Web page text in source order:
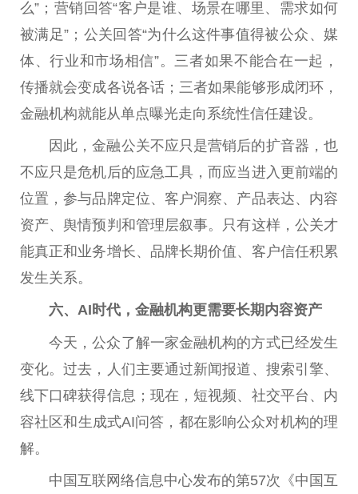
么”；营销回答“客户是谁、场景在哪里、需求如何
被满足”；公关回答“为什么这件事值得被公众、媒
体、行业和市场相信”。三者如果不能合在一起，
传播就会变成各说各话；三者如果能够形成闭环，
金融机构就能从单点曝光走向系统性信任建设。
因此，金融公关不应只是营销后的扩音器，也
不应只是危机后的应急工具，而应当进入更前端的
位置，参与品牌定位、客户洞察、产品表达、内容
资产、舆情预判和管理层叙事。只有这样，公关才
能真正和业务增长、品牌长期价值、客户信任积累
发生关系。
六、AI时代， 金融机构更需要长期内容资产
今天，公众了解一家金融机构的方式已经发生
变化。过去，人们主要通过新闻报道、搜索引擎、
线下口碑获得信息；现在，短视频、社交平台 、内
容社区和生成式AI问答，都在影响公众对机构的理
解。
中国互联网络信息中心发布的第57次《中国互